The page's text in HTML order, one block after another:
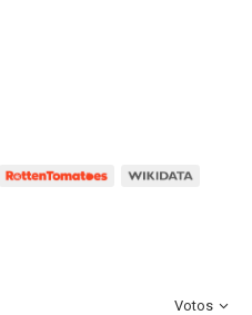
Votos